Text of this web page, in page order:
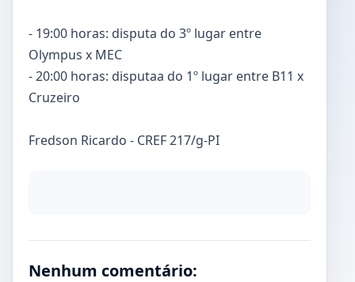
- 19:00 horas: disputa do 3º lugar entre
Olympus x MEC
- 20:00 horas: disputaa do 1º lugar entre B11 x
Cruzeiro
Fredson Ricardo - CREF 217/g-PI
Nenhum comentário: